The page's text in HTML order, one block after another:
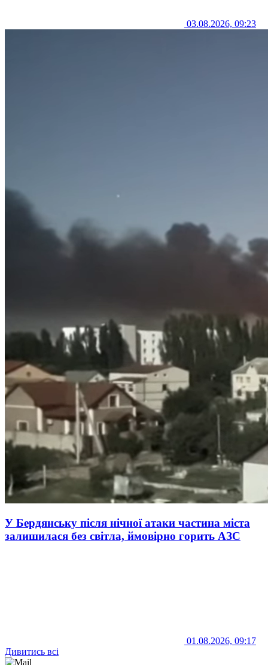
03.08.2026, 09:23
У Бердянську після нічної атаки частина міста
залишилася без світла, ймовірно горить АЗС
01.08.2026, 09:17
Дивитись всі